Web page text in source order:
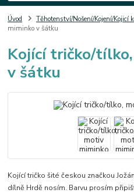
Úvod Těhotenství/Nošení/Kojení/Kojicí
miminko v šátku
Kojící tričko/
v šátku
Kojící tričko šité českou značkou
dílně Hrdě nosím. Barvu prosím